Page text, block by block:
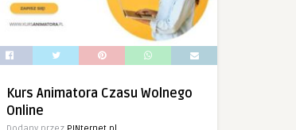
Kurs Animatora Czasu Wolnego
Online